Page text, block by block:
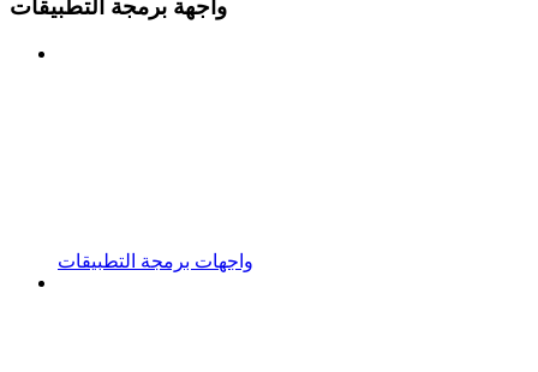
واجهة برمجة التطبيقات
واجهات برمجة التطبيقات